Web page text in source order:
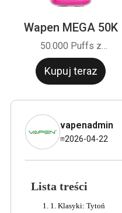
Wapen MEGA 50K
50.000 Puffs z
konstrukcją rekina.
Technologia CTT i układ
zakup masowy z fabryki.
Kupuj teraz
vapenadmin
2026-04-22
Lista treści
1. Klasyki: Tytoń